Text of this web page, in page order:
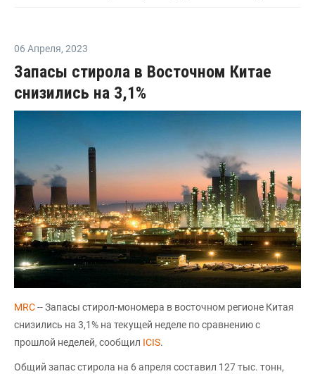
06 Апреля, 2023
Запасы стирола в Восточном Китае
снизились на 3,1%
MRC-- Запасы стирол-мономера в восточном регионе Китая
снизились на 3,1% на текущей неделе по сравнению с
прошлой неделей, сообщил ICIS.
Общий запас стирола на 6 апреля составил 127 тыс. тонн,